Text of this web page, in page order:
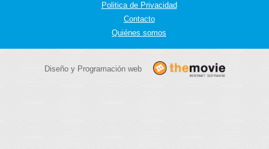
Politica de Privacidad
Contacto
Quiénes somos
Diseño y Programación web